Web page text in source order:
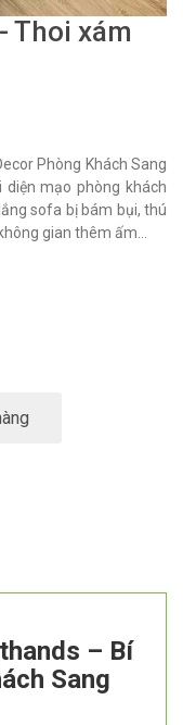
Thoi xám
Phòng Khách Sang
mạo phòng khách
sofa bị bám bụi, thú
gian thêm ấm...
– Bí
Sang